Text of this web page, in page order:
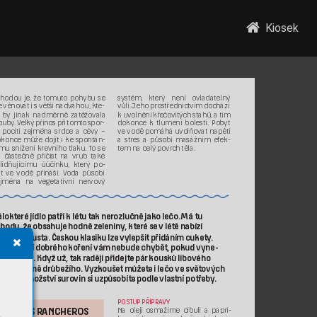
eré jídlo patří klétu tak nerozlučně jako lečo. Má tu
že obsahuje hodně zeleniny, které se vlétě nabízí
spousta. Českou klasiku lze vylepšit přidáním cukety.
použ ití dobrého koření vám nebude chybět, pokud vyne-
e buřty. Když už, tak raději přidejte pár kousků libového
álně drůbežího. Vyzkoušet můžete ilečo vesvětových
Množství surovin si uzpůsobíte podle vlastní potřeby.
je, že tomuto pohybu se
věnovat isvětší nadváhou, kte-
by jinak nadměrně zatěžovala
. Velký přínos při tomto spor-
pocítí zejména srdce a cévy –
může dojít i ke spontán-
snížení krevního tlaku. To se
částečně přičíst na vrub také
úúčinku, který po-
ve vodě přináší. Voda působí
na vegetativní nervový
systém, který není ovladatelný
vůlí. Jeho prostřednictvím dochází
kuvolnění křečovitých stahů, a tím
dokonce k tlumení bolesti. Pobyt
vevodě pomáhá uvolňovat napětí
a stres a působí masážním efek-
tem nacelý povrch těla.
POSTUP PŘÍPRAVY
Na oleji osmažíme cibuli a papri-
EVOS RANCHEROS
Kiosek